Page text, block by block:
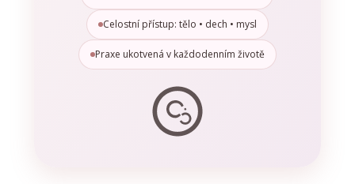
Celostní přístup: tělo • dech • mysl
Praxe ukotvená v každodenním životě